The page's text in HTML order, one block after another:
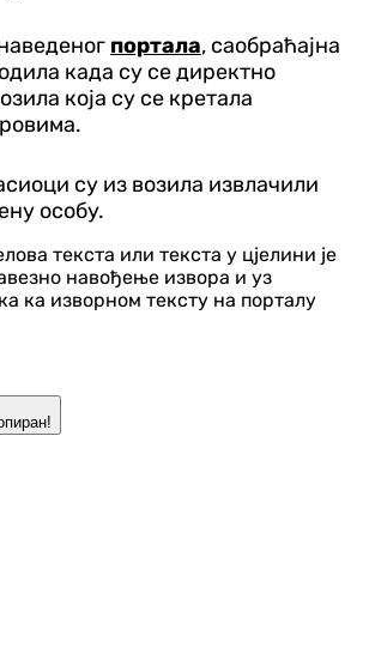
портала, саобраћајна
када су се директно
која су се кретала
су из возила извлачили
особу.
текста или текста у цјелини је
навођење извора и уз
ка изворном тексту на порталу